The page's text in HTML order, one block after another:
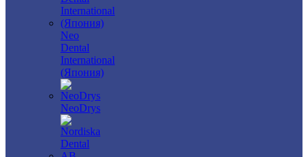
Neo
Dental
International
(Япония)
NeoDrys